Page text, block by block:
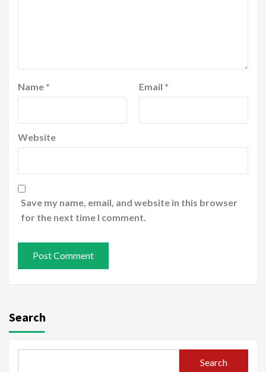
Name * Email *
Website
Save my name, email, and website in this browser
for the next time I comment.
Search
Search